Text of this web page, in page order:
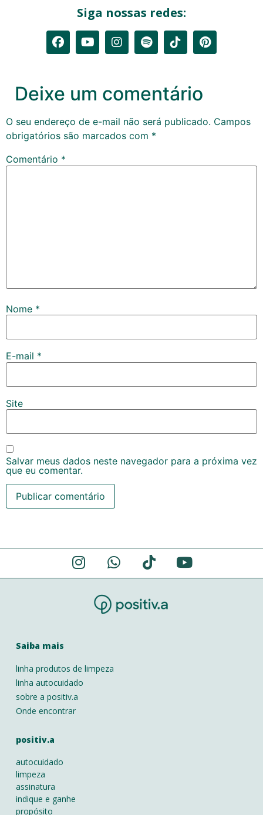
Siga nossas redes:
Deixe um comentário
O seu endereço de e-mail não será publicado. Campos
obrigatórios são marcados com *
Comentário *
Nome *
E-mail *
Site
Salvar meus dados neste navegador para a próxima vez
que eu comentar.
Alternative:
Saiba mais
linha produtos de limpeza
linha autocuidado
sobre a positiv.a
Onde encontrar
positiv.a
autocuidado
limpeza
assinatura
indique e ganhe
propósito